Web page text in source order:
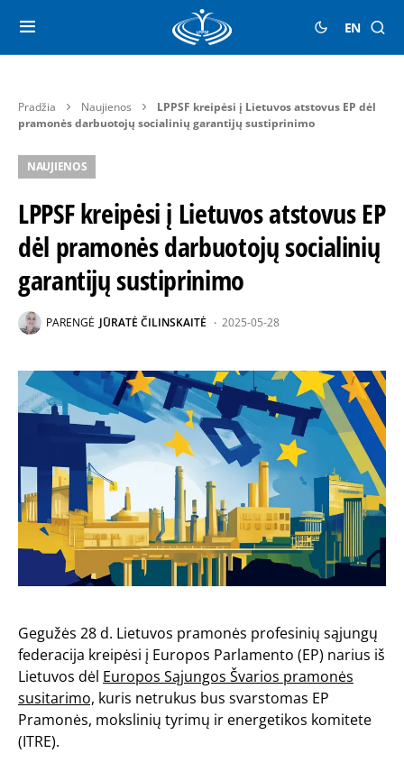
EN
Pradžia Naujienos
LPPSF kreipėsi į Lietuvos atstovus EP dėl
pramonės darbuotojų socialinių garantijų sustiprinimo
NAUJIENOS
LPPSF kreipėsi į Lietuvos atstovus EP
dėl pramonės darbuotojų socialinių
garantijų sustiprinimo
PARENGĖ JŪRATĖ ČILINSKAITĖ 2025-05-28
Gegužės 28 d. Lietuvos pramonės profesinių sąjungų
federacija kreipėsi į Europos Parlamento (EP) narius iš
Lietuvos dėl Europos Sąjungos Švarios pramonės
susitarimo, kuris netrukus bus svarstomas EP
Pramonės, mokslinių tyrimų ir energetikos komitete
(ITRE).